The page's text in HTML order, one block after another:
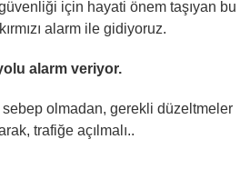
için hayati önem taşıyan bu
alarm ile gidiyoruz.
alarm veriyor.
olmadan, gerekli düzeltmeler
trafiğe açılmalı..